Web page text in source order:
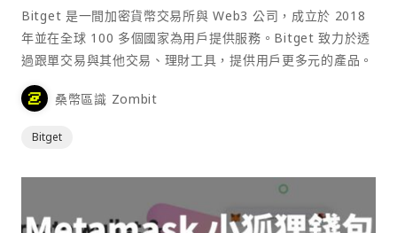
Bitget 是一間加密貨幣交易所與 Web3 公司，成立於 2018
年並在全球 100 多個國家為用戶提供服務。Bitget 致力於透
過跟單交易與其他交易、理財工具，提供用戶更多元的產品。
桑幣區識 Zombit
Bitget